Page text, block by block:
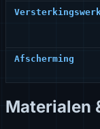
Afscherming
Materialen